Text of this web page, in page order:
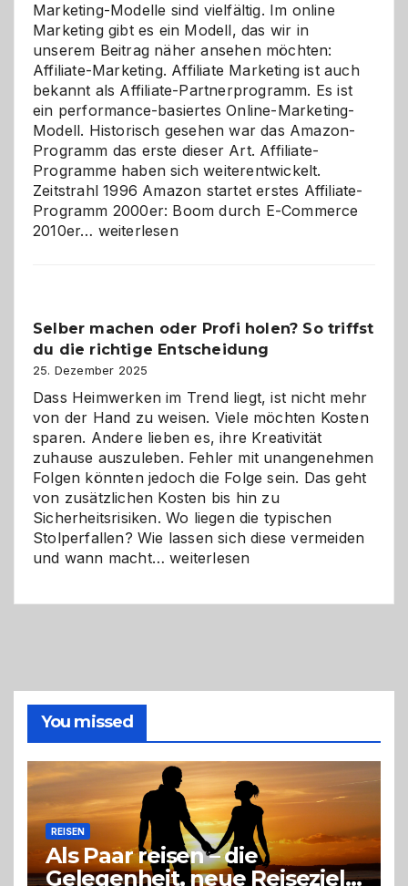
Marketing-Modelle sind vielfältig. Im online
Marketing gibt es ein Modell, das wir in
unserem Beitrag näher ansehen möchten:
Affiliate-Marketing. Affiliate Marketing ist auch
bekannt als Affiliate-Partnerprogramm. Es ist
ein performance-basiertes Online-Marketing-
Modell. Historisch gesehen war das Amazon-
Programm das erste dieser Art. Affiliate-
Programme haben sich weiterentwickelt.
Zeitstrahl 1996 Amazon startet erstes Affiliate-
Programm 2000er: Boom durch E-Commerce
2010er… Affiliate-
Herausforderungen
und
Zukunft
weiterlesen
Selber machen oder Profi holen? So triffst
du die richtige Entscheidung
25. Dezember 2025
Dass Heimwerken im Trend liegt, ist nicht mehr
von der Hand zu weisen. Viele möchten Kosten
sparen. Andere lieben es, ihre Kreativität
zuhause auszuleben. Fehler mit unangenehmen
Folgen könnten jedoch die Folge sein. Das geht
von zusätzlichen Kosten bis hin zu
Sicherheitsrisiken. Wo liegen die typischen
Stolperfallen? Wie lassen sich diese vermeiden
und wann macht…Selber
richtige
Entscheidung
weiterlesen
You missed
REISEN
Als Paar reisen – die
Gelegenheit, neue Reiseziele